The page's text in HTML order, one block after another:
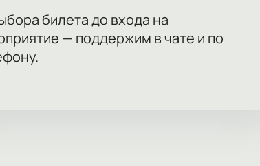
билета до входа на
— поддержим в чате и по